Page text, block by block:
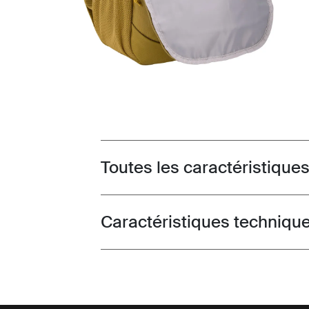
Toggle features
Toutes les caractéristiques
Toggle techspec
Caractéristiques